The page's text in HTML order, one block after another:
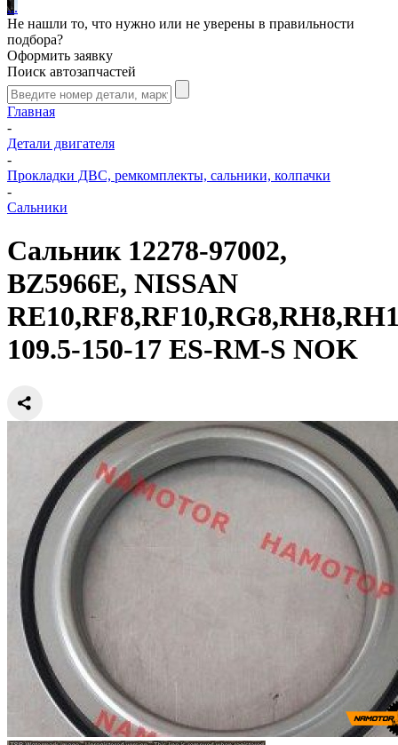
...
Не нашли то, что нужно или не уверены в правильности
подбора?
Оформить заявку
Поиск автозапчастей
Главная
-
Детали двигателя
-
Прокладки ДВС, ремкомплекты, сальники, колпачки
-
Сальники
Сальник 12278-97002,
BZ5966E, NISSAN
109.5-150-17 ES-RM-S NOK